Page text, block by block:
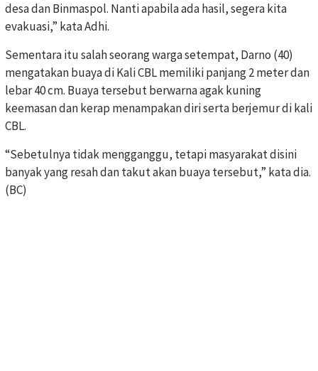
desa dan Binmaspol. Nanti apabila ada hasil, segera kita
evakuasi,” kata Adhi.
Sementara itu salah seorang warga setempat, Darno (40)
mengatakan buaya di Kali CBL memiliki panjang 2 meter dan
lebar 40 cm. Buaya tersebut berwarna agak kuning
keemasan dan kerap menampakan diri serta berjemur di kali
CBL.
“Sebetulnya tidak mengganggu, tetapi masyarakat disini
banyak yang resah dan takut akan buaya tersebut,” kata dia.
(BC)